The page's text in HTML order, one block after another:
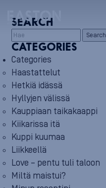
SEARCH
Search
CATEGORIES
Categories
Haastattelut
Hetkiä idässä
Hyllyjen välissä
Kauppiaan taikakaappi
Kiikarissa itä
Kuppi kuumaa
Liikkeellä
Love – pentu tuli taloon
Miltä maistui?